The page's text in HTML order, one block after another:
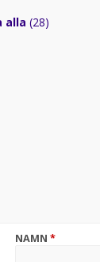
alla(28)
NAMN *